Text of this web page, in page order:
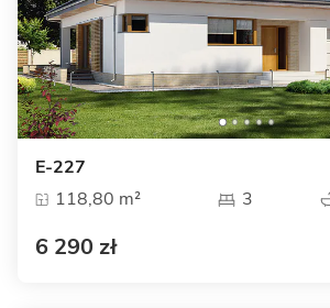
E-227
118,80 m²
3
6 290 zł